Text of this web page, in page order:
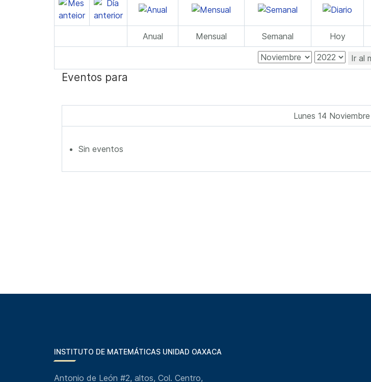
Anual Mensual Semanal Hoy
Ir al
Eventos para
Lunes 14
Sin eventos
INSTITUTO DE MATEMÁTICAS UNIDAD OAXACA
Antonio de León #2, altos, Col. Centro,